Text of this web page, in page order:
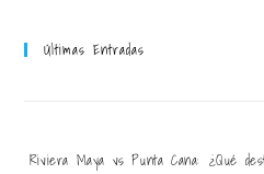
Últimas Entradas
Riviera Maya vs Punta Cana: ¿Qué